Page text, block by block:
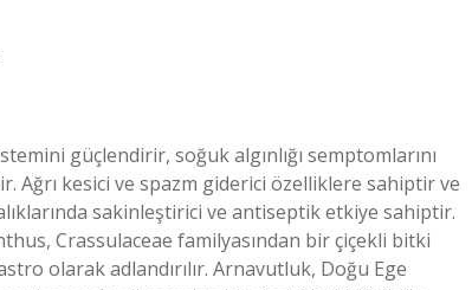
güçlendirir, soğuk algınlığı semptomlarını
kesici ve spazm giderici özelliklere sahiptir ve
sakinleştirici ve antiseptik etkiye sahiptir.
Crassulaceae familyasından bir çiçekli bitki
olarak adlandırılır. Arnavutluk, Doğu Ege